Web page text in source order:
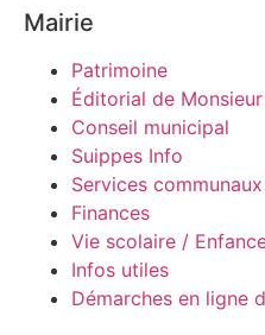
Mairie
Patrimoine
Éditorial de
Conseil municipal
Suippes Info
Services communaux
Finances
Vie scolaire /
Infos utiles
Démarches en ligne